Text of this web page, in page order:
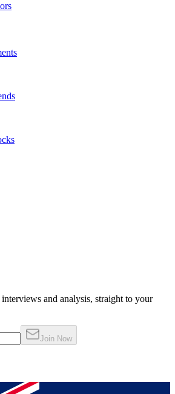
and analysis, straight to your
Join Now